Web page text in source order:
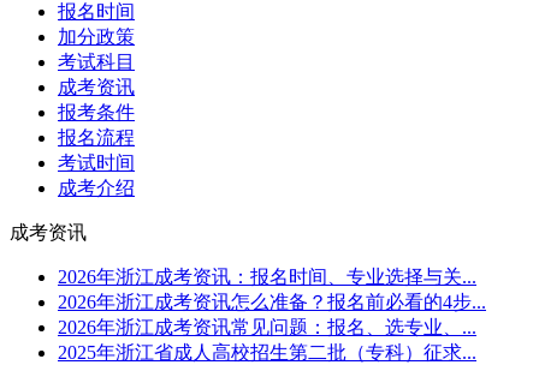
报名时间
加分政策
考试科目
成考资讯
报考条件
报名流程
考试时间
成考介绍
成考资讯
2026年浙江成考资讯：报名时间、专业选择与关...
2026年浙江成考资讯怎么准备？报名前必看的4步...
2026年浙江成考资讯常见问题：报名、选专业、...
2025年浙江省成人高校招生第二批（专科）征求...